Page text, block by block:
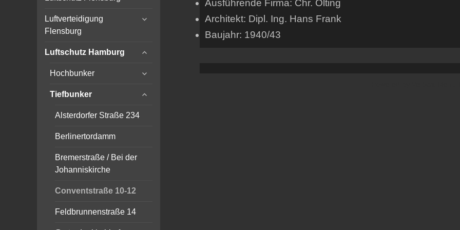
menu
Luftverteidigung
Flensburg
expand
Luftschutz Hamburg
expand
menu
Hochbunker
expand
menu
Tiefbunker
expand
menu
Alsterdorfer Straße 234
Berlinertordamm
Bremerstraße / Bei der
Johanniskirche
Conventstraße 10-12
Feldbrunnenstraße 14
Ausführende Firma: Chr. Ölting
Architekt: Dipl. Ing. Hans Frank
Baujahr: 1940/43